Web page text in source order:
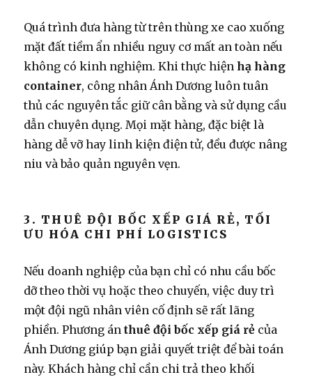
Quá trình đưa hàng từ trên thùng xe cao xuống
mặt đất tiềm ẩn nhiều nguy cơ mất an toàn nếu
không có kinh nghiệm. Khi thực hiệnhạ hàng
container, công nhân Ánh Dương luôn tuân
thủ các nguyên tắc giữ cân bằng và sử dụng cầu
dẫn chuyên dụng. Mọi mặt hàng, đặc biệt là
hàng dễ vỡ hay linh kiện điện tử, đều được nâng
niu và bảo quản nguyên vẹn.
3. THUÊ ĐỘI BỐC XẾP GIÁ RẺ, TỐI
ƯU HÓA CHI PHÍ LOGISTICS
Nếu doanh nghiệp của bạn chỉ có nhu cầu bốc
dỡ theo thời vụ hoặc theo chuyến, việc duy trì
một đội ngũ nhân viên cố định sẽ rất lãng
phiền. Phương ánthuê đội bốc xếp giá rẻ của
Ánh Dương giúp bạn giải quyết triệt để bài toán
này. Khách hàng chỉ cần chi trả theo khối